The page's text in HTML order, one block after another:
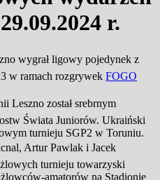
r.
wygrał ligowy pojedynek z
w ramach rozgrywek FOGO
Leszno został srebrnym
Świata Juniorów. Ukraiński
turnieju SGP2 w Toruniu.
Artur Pawlak i Jacek
turnieju towarzyski
amatorów na Stadionie